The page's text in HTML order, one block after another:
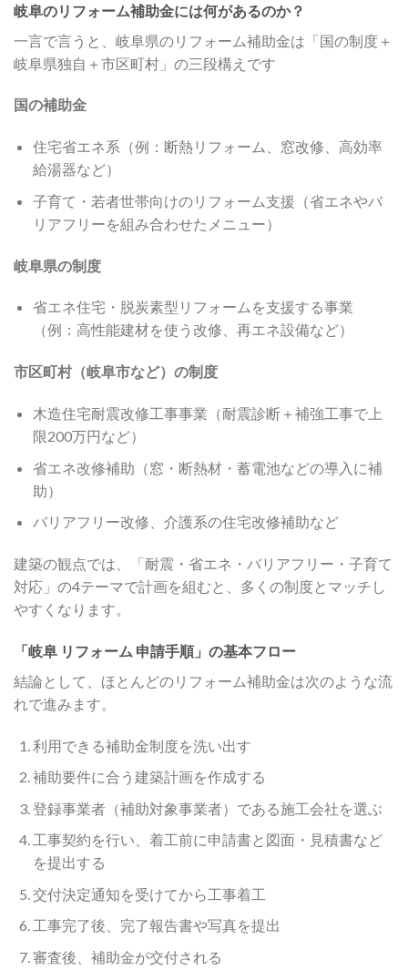
岐阜のリフォーム補助金には何があるのか？
一言で言うと、岐阜県のリフォーム補助金は「国の制度＋
岐阜県独自＋市区町村」の三段構えです
国の補助金
住宅省エネ系（例：断熱リフォーム、窓改修、高効率
給湯器など）
子育て・若者世帯向けのリフォーム支援（省エネやバ
リアフリーを組み合わせたメニュー）
岐阜県の制度
省エネ住宅・脱炭素型リフォームを支援する事業
（例：高性能建材を使う改修、再エネ設備など）
市区町村（岐阜市など）の制度
木造住宅耐震改修工事事業（耐震診断＋補強工事で上
限200万円など）
省エネ改修補助（窓・断熱材・蓄電池などの導入に補
助）
バリアフリー改修、介護系の住宅改修補助など
建築の観点では、「耐震・省エネ・バリアフリー・子育て
対応」の4テーマで計画を組むと、多くの制度とマッチし
やすくなります。
「岐阜 リフォーム 申請手順」の基本フロー
結論として、ほとんどのリフォーム補助金は次のような流
れで進みます。
利用できる補助金制度を洗い出す
補助要件に合う建築計画を作成する
登録事業者（補助対象事業者）である施工会社を選ぶ
工事契約を行い、着工前に申請書と図面・見積書など
を提出する
交付決定通知を受けてから工事着工
工事完了後、完了報告書や写真を提出
審査後、補助金が交付される